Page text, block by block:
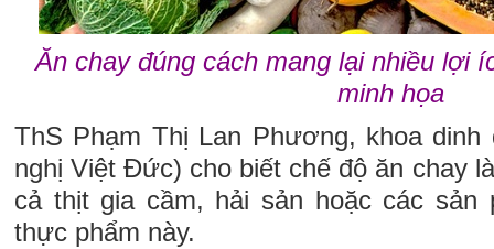
Ăn chay đúng cách mang lại nhiều lợi
minh họa
ThS Phạm Thị Lan Phương, khoa
nghị Việt Đức) cho biết chế độ ăn chay
cả thịt gia cầm, hải sản hoặc các sản
thực phẩm này.